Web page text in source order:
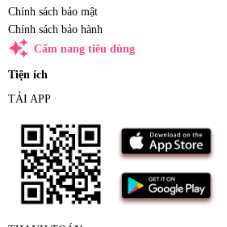
Chính sách bảo mật
Chính sách bảo hành
auto_awesome Cẩm nang tiêu dùng
Tiện ích
TẢI APP